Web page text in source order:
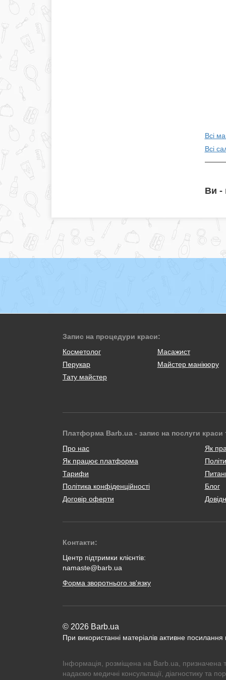
Всі
Всі
Ви -
Запис на процедури краси:
Косметолог
Масажист
Перукар
Майстер манікюру
Тату майстер
Платформа Barb.ua - запис на послуги краси
Про нас
Як працює платформа
Тарифи
Політика конфіденційності
Договір оферти
Як
Блог
Контакти:
Центр підтримки клієнтів:
namaste@barb.ua
Форма зворотнього зв'язку
© 2026 Barb.ua
При використанні матеріалів активне
Інформація, розміщена на Barb.ua, призначена
надаємо медичні консультації, діагностику та